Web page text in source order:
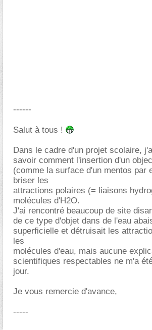
------
Salut à tous !
Dans le cadre d'un projet scolaire,
savoir comment l'insertion d'un
(comme la surface d'un mentos par
briser les
attractions polaires (= liaisons
molécules d'H2O.
J'ai rencontré beaucoup de site
de ce type d'objet dans de l'eau
superficielle et détruisait les
les
molécules d'eau, mais aucune
scientifiques respectables ne m'a
jour.
Je vous remercie d'avance,
-----